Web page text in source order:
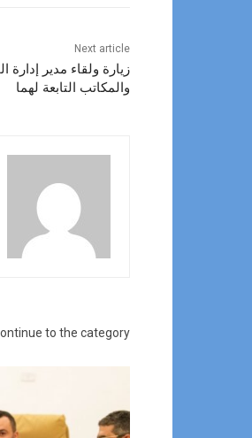
Next article
زيارة ولقاء مدير
والمكاتب التابعة لهما
مقالات ذات
to the category